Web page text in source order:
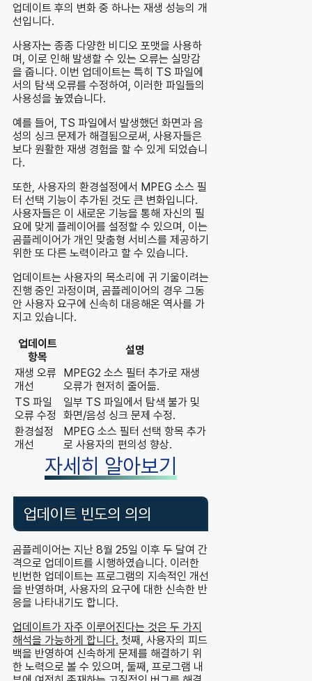
업데이트 후의 변화 중 하나는 재생 성능의 개
선입니다.
사용자는 종종 다양한 비디오 포맷을 사용하
며, 이로 인해 발생할 수 있는 오류는 실망감
을 줍니다. 이번 업데이트는 특히 TS 파일에
서의 탐색 오류를 수정하여, 이러한 파일들의
사용성을 높였습니다.
예를 들어, TS 파일에서 발생했던 화면과 음
성의 싱크 문제가 해결됨으로써, 사용자들은
보다 원활한 재생 경험을 할 수 있게 되었습니
다.
또한, 사용자의 환경설정에서 MPEG 소스 필
터 선택 기능이 추가된 것도 큰 변화입니다.
사용자들은 이 새로운 기능을 통해 자신의 필
요에 맞게 플레이어를 설정할 수 있으며, 이는
곰플레이어가 개인 맞춤형 서비스를 제공하기
위한 또 다른 노력이라고 할 수 있습니다.
업데이트는 사용자의 목소리에 귀 기울이려는
진행 중인 과정이며, 곰플레이어의 경우 그동
안 사용자 요구에 신속히 대응해온 역사를 가
지고 있습니다.
업데이트
항목
설명
재생 오류
개선
MPEG2 소스 필터 추가로 재생
오류가 현저히 줄어듦.
TS 파일
오류 수정
일부 TS 파일에서 탐색 불가 및
화면/음성 싱크 문제 수정.
환경설정
개선
MPEG 소스 필터 선택 항목 추가
로 사용자의 편의성 향상.
자세히 알아보기
업데이트 빈도의 의의
곰플레이어는 지난 8월 25일 이후 두 달여 간
격으로 업데이트를 시행하였습니다. 이러한
빈번한 업데이트는 프로그램의 지속적인 개선
을 반영하며, 사용자의 요구에 대한 신속한 반
응을 나타내기도 합니다.
업데이트가 자주 이루어진다는 것은 두 가지
해석을 가능하게 합니다. 첫째, 사용자의 피드
백을 반영하여 신속하게 문제를 해결하기 위
한 노력으로 볼 수 있으며, 둘째, 프로그램 내